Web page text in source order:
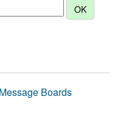
Message Boards